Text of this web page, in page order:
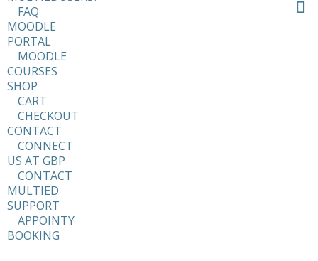
FAQ
MOODLE
PORTAL
MOODLE
COURSES
SHOP
CART
CHECKOUT
CONTACT
CONNECT
US AT GBP
CONTACT
MULTIED
SUPPORT
APPOINTY
BOOKING